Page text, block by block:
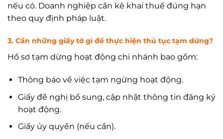
nếu có. Doanh nghiệp cần kê khai thuế đúng hạn
theo quy định pháp luật.
3. Cần những giấy tờ gì để thực hiện thủ tục tạm dừng?
Hồ sơ tạm dừng hoạt động chi nhánh bao gồm:
Thông báo về việc tạm ngừng hoạt động.
Giấy đề nghị bổ sung, cập nhật thông tin đăng ký
hoạt động.
Giấy ủy quyền (nếu cần).